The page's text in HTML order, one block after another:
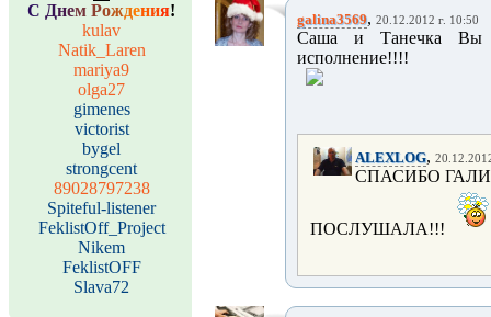
С Днем Рождения!
kulav
Natik_Laren
mariya9
olga27
gimenes
victorist
bygel
strongcent
89028797238
Spiteful-listener
FeklistOff_Project
Nikem
FeklistOFF
Slava72
galina3569, 20.12.2012 г. 10:50
Саша и Танечка Вы
исполнение!!!!
ALEXLOG,
СПАСИБО
ПОСЛУШАЛА!!!